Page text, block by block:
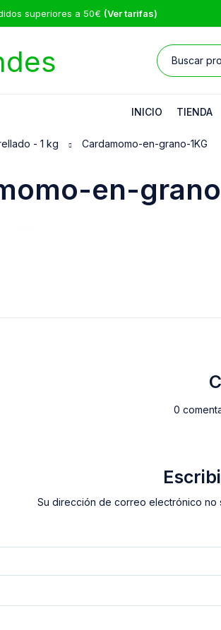
superiores a 50€ (Ver tarifas)
INICIO TIENDA
- 1 kg Cardamomo-en-grano-1KG
en-
0
Su dirección de correo electrónico no